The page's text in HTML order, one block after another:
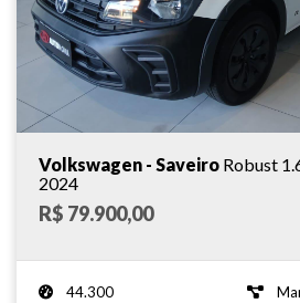
Volkswagen - Saveiro Robust
2024
R$ 79.900,00
44.300